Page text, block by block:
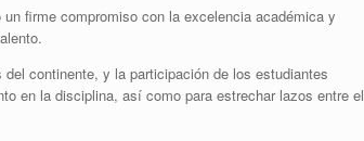
firme compromiso con la excelencia académica y
continente, y la participación de los estudiantes
en la disciplina, así como para estrechar lazos entre el